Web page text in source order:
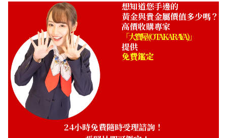
想知道您手邊的
黃金與貴金屬價值多少嗎？
高價收購專家
「大寶屋 (OTAKARAYA)」
提供
免費鑑定
24小時免費隨時受理諮詢！